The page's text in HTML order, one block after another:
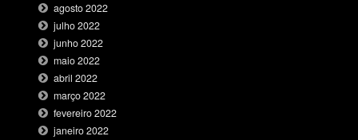
agosto 2022
julho 2022
junho 2022
maio 2022
abril 2022
março 2022
fevereiro 2022
janeiro 2022